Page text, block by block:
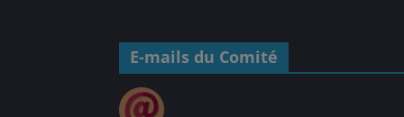
E-mails du Comité